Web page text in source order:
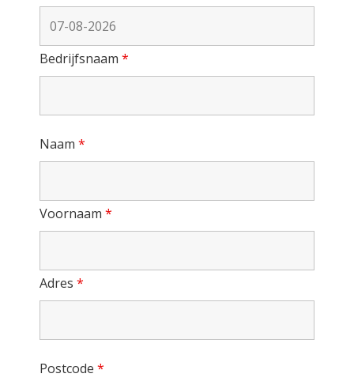
Bedrijfsnaam *
Naam *
Voornaam *
Adres *
Postcode *